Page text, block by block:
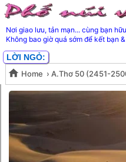
Nơi giao lưu, tản mạn... cùng bạn
Không bao giờ quá sớm để kết bạn
LỜI NGỎ:
Home › A.Thơ 50 (2451-
Tự tình (2)-